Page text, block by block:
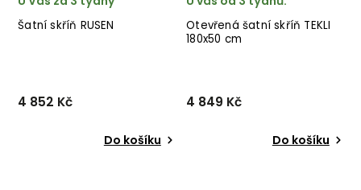
Šatní skříň RUSEN
4 852 Kč
Do košíku
Otevřená šatní skříň TEKLI
180x50 cm
4 849 Kč
Do košíku